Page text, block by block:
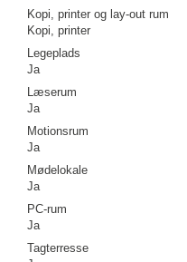
Kopi, printer og lay-out rum
Kopi, printer
Legeplads
Ja
Læserum
Ja
Motionsrum
Ja
Mødelokale
Ja
PC-rum
Ja
Tagterresse